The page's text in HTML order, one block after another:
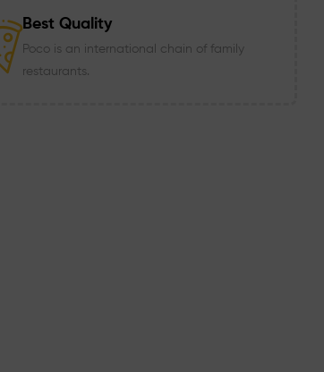
Best Quality
Poco is an international chain of family
restaurants.